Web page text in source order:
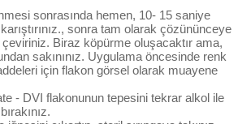
sonrasında hemen, 10- 15 saniye
sonra tam olarak çözününceye
Biraz köpürme oluşacaktır ama,
sakınınız. Uygulama öncesinde renk
için flakon görsel olarak muayene
- DVI flakonunun tepesini tekrar alkol ile